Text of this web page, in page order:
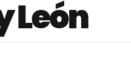
León